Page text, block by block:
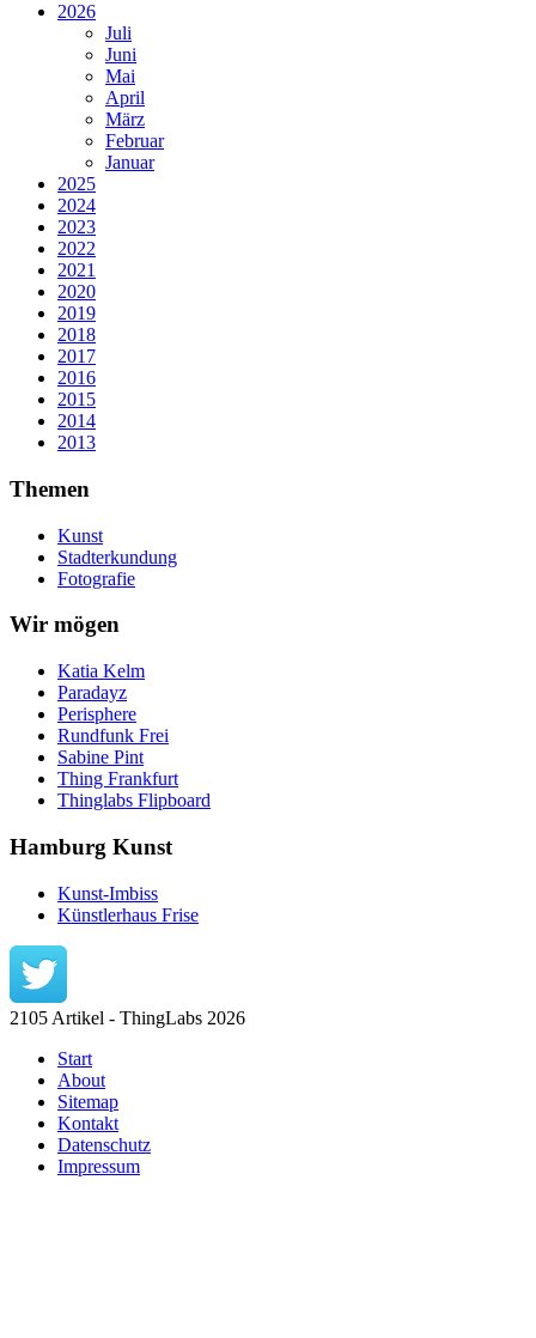
2026
Juli
Juni
Mai
April
März
Februar
Januar
2025
2024
2023
2022
2021
2020
2019
2018
2017
2016
2015
2014
2013
Themen
Kunst
Stadterkundung
Fotografie
Wir mögen
Katia Kelm
Paradayz
Perisphere
Rundfunk Frei
Sabine Pint
Thing Frankfurt
Thinglabs Flipboard
Hamburg Kunst
Kunst-Imbiss
Künstlerhaus Frise
2105 Artikel - ThingLabs 2026
Start
About
Sitemap
Kontakt
Datenschutz
Impressum